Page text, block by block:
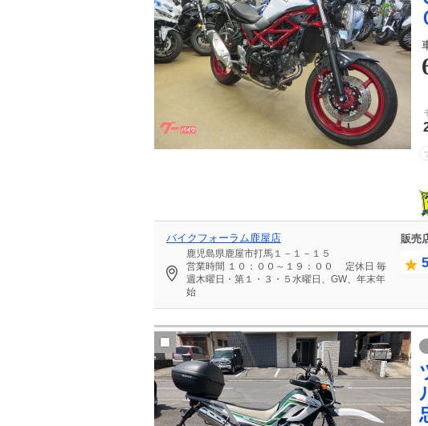
バイクフォーラム鹿屋店
鹿児島県鹿屋市打馬１－１－１５
営業時間 １０：００～１９：００ 定休日 毎
週木曜日・第１・３・５水曜日、GW、年末年
始
販売
5